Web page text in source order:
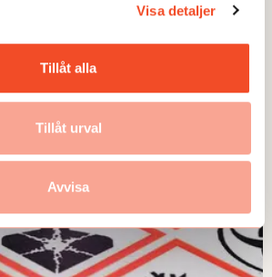
Visa detaljer
Tillåt alla
Tillåt urval
Avvisa